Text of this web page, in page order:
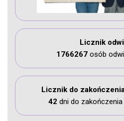
Licznik
1766267osób
Licznik do
42 dni do